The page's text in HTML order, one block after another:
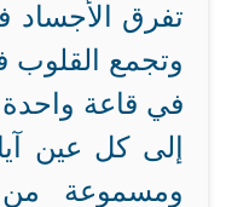
تفرق الأجساد
وتجمع القلوب
في قاعة
إلى كل عين
ومسموعة من